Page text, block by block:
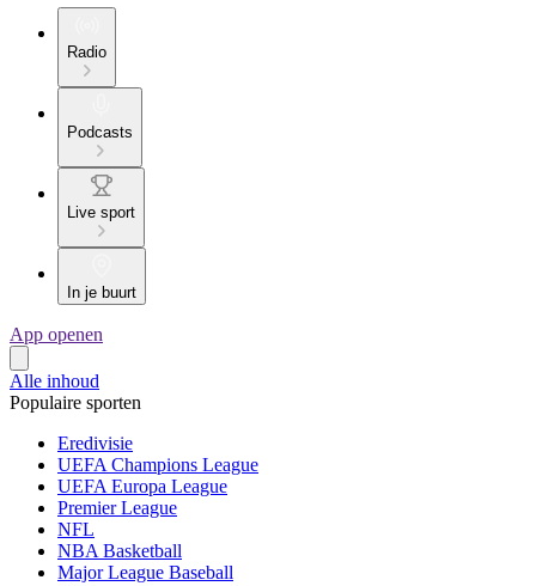
Radio
Podcasts
Live sport
In je buurt
App openen
Alle inhoud
Populaire sporten
Eredivisie
UEFA Champions League
UEFA Europa League
Premier League
NFL
NBA Basketball
Major League Baseball